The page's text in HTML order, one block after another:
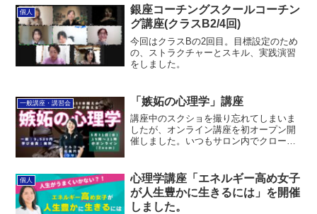
したか？Mさん夫から離婚宣告をされ、
別居しながら修復を目指し...
個人
銀座コーチングスクールコーチン
グ講座(クラスB2/4回)
今回はクラスBの2回目。目標設定のため
の、ストラクチャーとスキル、実践演習
をしました。
一般講座・講習会 「嫉妬の心理学」講座
講座中のスクショを撮り忘れてしまいま
したが、オンライン講座を初オープン開
催しました。いつもサロン内でクローズ
き、リアタイ参加も20名ほど。楽しくや
らせていただきました...
個人
心理学講座「エネルギー高め女子
が人生豊かに生きるには」を開催
しました。